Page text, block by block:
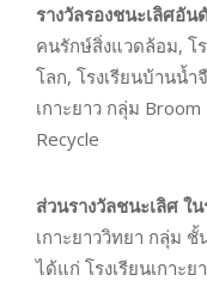
รางวัลรองชนะเลิศอัน
คนรักษ์สิ่งแวดล้อม, โ
โลก, โรงเรียนบ้านน้ำ
เกาะยาว กลุ่ม
Recycle
ส่วนรางวัลชนะเลิศ ใ
เกาะยาววิทยา กลุ่ม ชั้
ได้แก่ โรงเรียนเกาะ